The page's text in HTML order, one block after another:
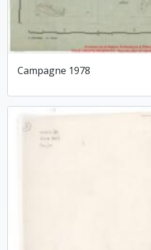
Campagne 1978